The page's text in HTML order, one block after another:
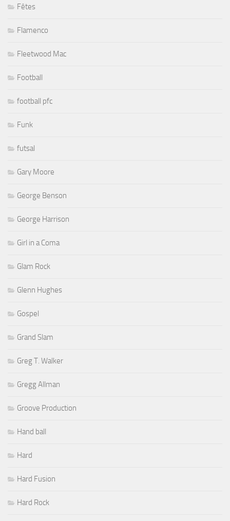
Fêtes
Flamenco
Fleetwood Mac
Football
football pfc
Funk
futsal
Gary Moore
George Benson
George Harrison
Girl in a Coma
Glam Rock
Glenn Hughes
Gospel
Grand Slam
Greg T. Walker
Gregg Allman
Groove Production
Hand ball
Hard
Hard Fusion
Hard Rock